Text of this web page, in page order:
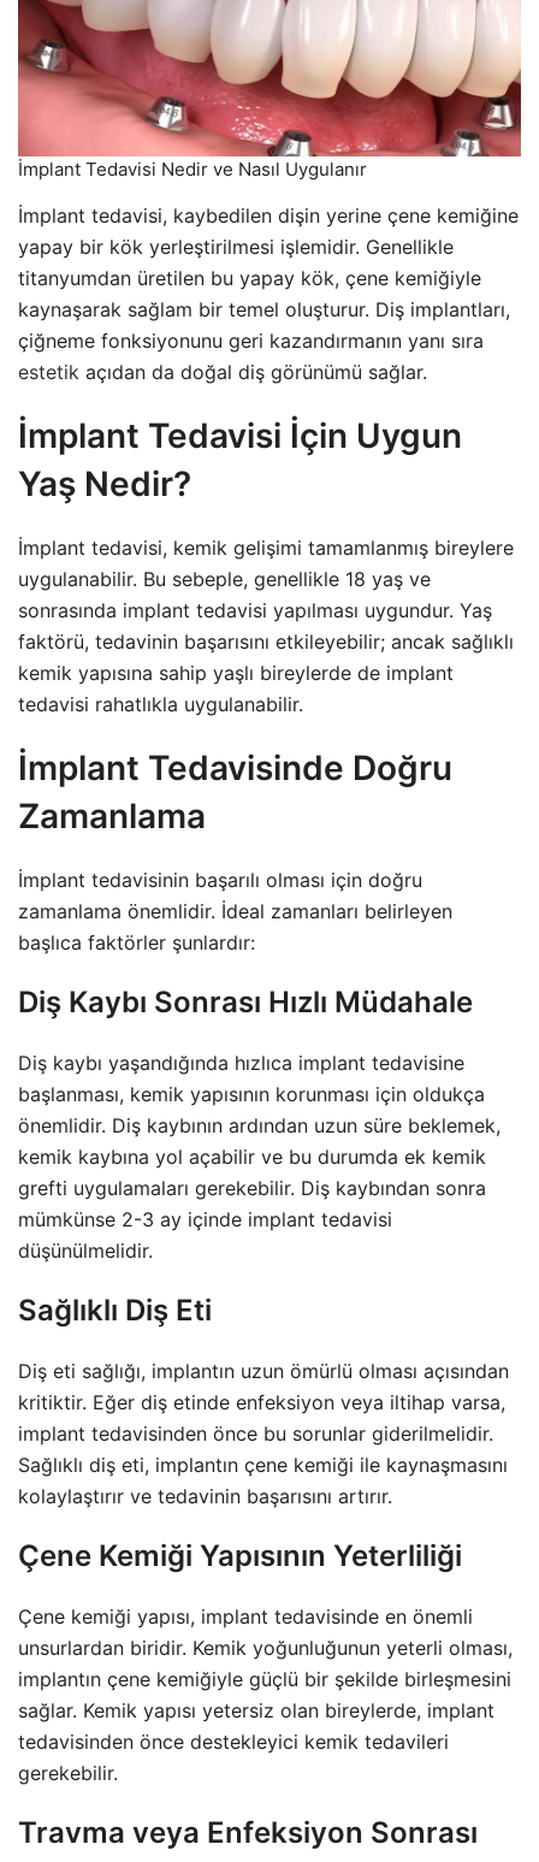
İmplant Tedavisi Nedir ve Nasıl Uygulanır
İmplant tedavisi, kaybedilen dişin yerine çene kemiğine
yapay bir kök yerleştirilmesi işlemidir. Genellikle
titanyumdan üretilen bu yapay kök, çene kemiğiyle
kaynaşarak sağlam bir temel oluşturur. Diş implantları,
çiğneme fonksiyonunu geri kazandırmanın yanı sıra
estetik açıdan da doğal diş görünümü sağlar.
İmplant Tedavisi İçin Uygun
Yaş Nedir?
İmplant tedavisi, kemik gelişimi tamamlanmış bireylere
uygulanabilir. Bu sebeple, genellikle 18 yaş ve
sonrasında implant tedavisi yapılması uygundur. Yaş
faktörü, tedavinin başarısını etkileyebilir; ancak sağlıklı
kemik yapısına sahip yaşlı bireylerde de implant
tedavisi rahatlıkla uygulanabilir.
İmplant Tedavisinde Doğru
Zamanlama
İmplant tedavisinin başarılı olması için doğru
zamanlama önemlidir. İdeal zamanları belirleyen
başlıca faktörler şunlardır:
Diş Kaybı Sonrası Hızlı Müdahale
Diş kaybı yaşandığında hızlıca implant tedavisine
başlanması, kemik yapısının korunması için oldukça
önemlidir. Diş kaybının ardından uzun süre beklemek,
kemik kaybına yol açabilir ve bu durumda ek kemik
grefti uygulamaları gerekebilir. Diş kaybından sonra
mümkünse 2-3 ay içinde implant tedavisi
düşünülmelidir.
Sağlıklı Diş Eti
Diş eti sağlığı, implantın uzun ömürlü olması açısından
kritiktir. Eğer diş etinde enfeksiyon veya iltihap varsa,
implant tedavisinden önce bu sorunlar giderilmelidir.
Sağlıklı diş eti, implantın çene kemiği ile kaynaşmasını
kolaylaştırır ve tedavinin başarısını artırır.
Çene Kemiği Yapısının Yeterliliği
Çene kemiği yapısı, implant tedavisinde en önemli
unsurlardan biridir. Kemik yoğunluğunun yeterli olması,
implantın çene kemiğiyle güçlü bir şekilde birleşmesini
sağlar. Kemik yapısı yetersiz olan bireylerde, implant
tedavisinden önce destekleyici kemik tedavileri
gerekebilir.
Travma veya Enfeksiyon Sonrası